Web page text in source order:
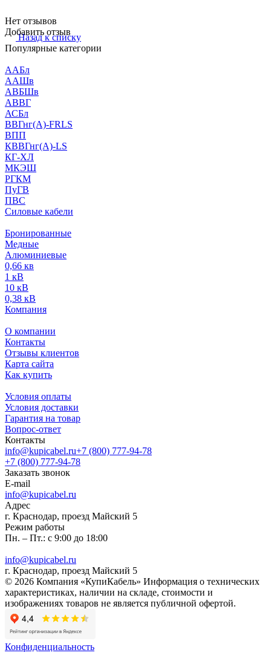
Нет отзывов
Добавить отзыв
Назад к списку
Популярные категории
ААБл
ААШв
АВБШв
АВВГ
АСБл
ВВГнг(А)-FRLS
ВПП
КВВГнг(А)-LS
КГ-ХЛ
МКЭШ
РГКМ
ПуГВ
ПВС
Силовые кабели
Бронированные
Медные
Алюминиевые
0,66 кв
1 кВ
10 кВ
0,38 кВ
Компания
О компании
Контакты
Отзывы клиентов
Карта сайта
Как купить
Условия оплаты
Условия доставки
Гарантия на товар
Вопрос-ответ
Контакты
info@kupicabel.ru+7 (800) 777-94-78
+7 (800) 777-94-78
Заказать звонок
E-mail
info@kupicabel.ru
Адрес
г. Краснодар, проезд Майский 5
Режим работы
Пн. – Пт.: с 9:00 до 18:00
info@kupicabel.ru
г. Краснодар, проезд Майский 5
© 2026 Компания «КупиКабель» Информация о технических
характеристиках, наличии на складе, стоимости и
изображениях товаров не является публичной офертой.
Конфиденциальность